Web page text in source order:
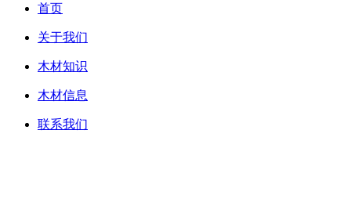
首页
关于我们
木材知识
木材信息
联系我们